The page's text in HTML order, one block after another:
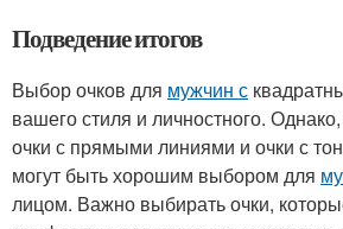
Подведение итогов
Выбор очков для мужчин с
вашего стиля и личностного.
очки с прямыми линиями и очки с
могут быть хорошим выбором для
лицом. Важно выбирать очки,